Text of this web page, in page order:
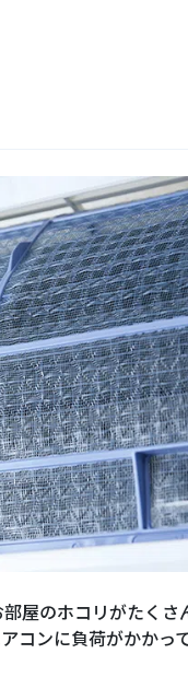
屋のホコリがたくさ
コンに負荷がかかっ